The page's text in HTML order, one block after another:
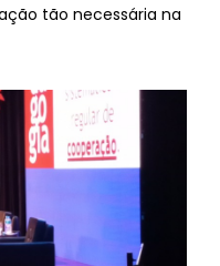
tão necessária na